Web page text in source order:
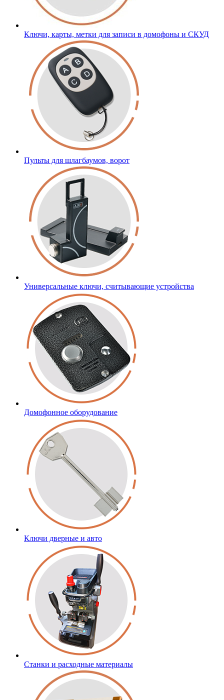
Ключи, карты, метки для записи в домофоны и СКУД
Пульты для шлагбаумов, ворот
Универсальные ключи, считывающие устройства
Домофонное оборудование
Ключи дверные и авто
Станки и расходные материалы